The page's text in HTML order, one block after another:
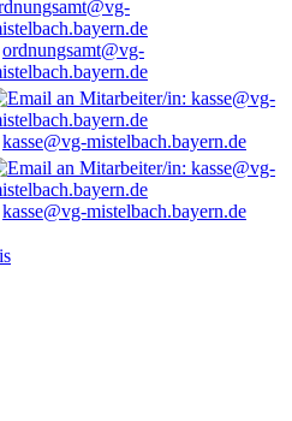
ordnungsamt@vg-
kasse@vg-mistelbach.bayern.de
kasse@vg-mistelbach.bayern.de